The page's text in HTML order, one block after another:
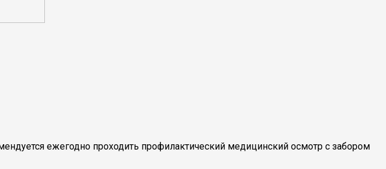
ежегодно проходить профилактический медицинский осмотр с забором